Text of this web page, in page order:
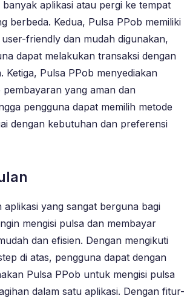
aplikasi atau pergi ke tempat
berbeda. Kedua, Pulsa PPob memiliki
friendly dan mudah digunakan,
dapat melakukan transaksi dengan
Ketiga, Pulsa PPob menyediakan
pembayaran yang aman dan
pengguna dapat memilih metode
dengan kebutuhan dan preferensi
aplikasi yang sangat berguna bagi
mengisi pulsa dan membayar
dan efisien. Dengan mengikuti
di atas, pengguna dapat dengan
Pulsa PPob untuk mengisi pulsa
dalam satu aplikasi. Dengan fitur-